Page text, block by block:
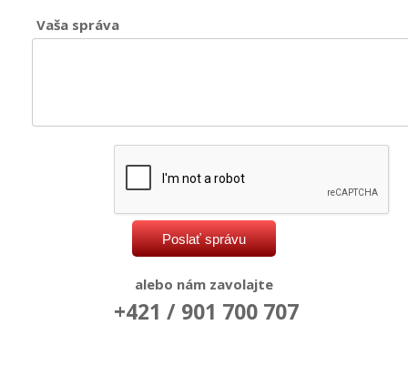
Vaša správa
alebo nám zavolajte
+421 / 901 700 707